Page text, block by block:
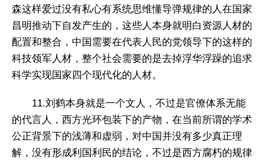
森这样爱过没有私心有系统思维懂导弹规律的人在国家
昌明推动下自发产生的，这些人本身就明白资源人材的
配置和整合，中国需要在代表人民的党领导下的这样的
科技领军人材，整个社会需要的是去掉浮华浮躁的追求
科学实现国家四个现代化的人材。
11.刘鹤本身就是一个文人，不过是官僚体系无能
的代言人，西方光环包装下的产物，在当前所谓的学术
公正背景下的浅薄和虚弱，对中国并没有多少真正理
解，没有形成利国利民的结论，不过是西方腐朽的规律